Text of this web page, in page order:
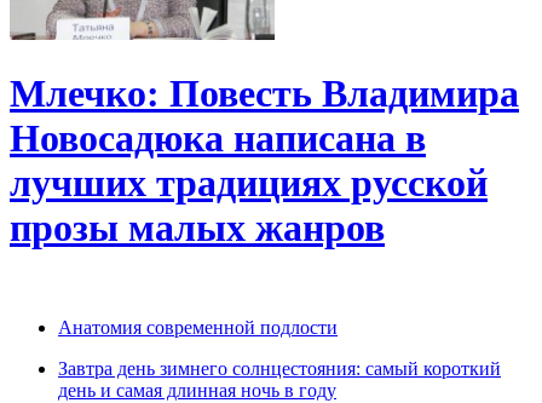
Млечко: Повесть Владимира
Новосадюка написана в
лучших традициях русской
прозы малых жанров
Анатомия современной подлости
Завтра день зимнего солнцестояния: самый короткий
день и самая длинная ночь в году